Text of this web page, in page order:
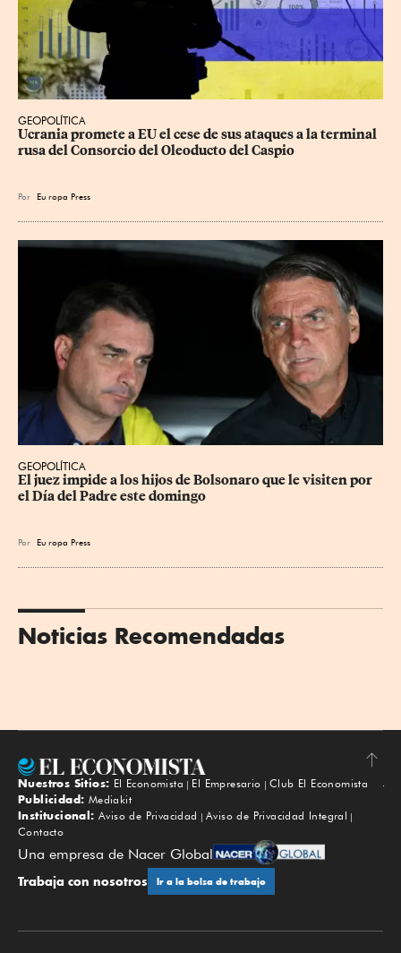
GEOPOLÍTICA
Ucrania promete a EU el cese de sus ataques a la terminal
rusa del Consorcio del Oleoducto del Caspio
Por Eu ropa Press
GEOPOLÍTICA
El juez impide a los hijos de Bolsonaro que le visiten por
el Día del Padre este domingo
Por Eu ropa Press
Noticias Recomendadas
Subir
Nuestros Sitios: El Economista El Empresario
Club El Economista
Publicidad: Mediakit
Institucional: Aviso de Privacidad
Aviso de Privacidad Integral
Contacto
Una empresa de Nacer Global
Trabaja con nosotros Ir a la bolsa de trabajo